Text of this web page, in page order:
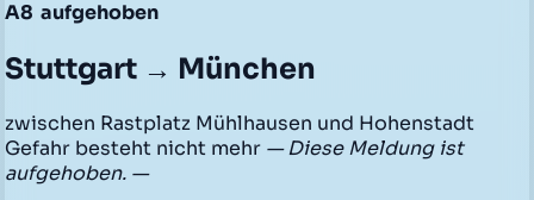
A8 aufgehoben
Stuttgart → München
zwischen Rastplatz Mühlhausen und Hohenstadt
Gefahr besteht nicht mehr — Diese Meldung ist
aufgehoben. —